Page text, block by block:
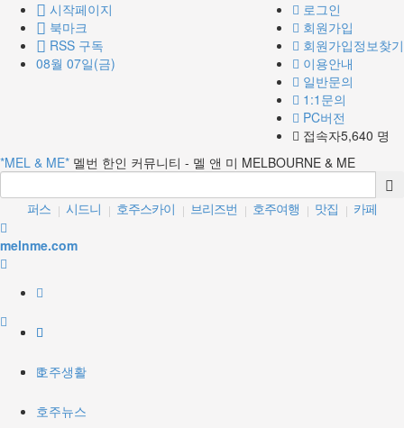
시작페이지
북마크
RSS 구독
08월 07일(금)
로그인
회원가입
회원가입정보찾기
이용안내
일반문의
1:1문의
PC버전
접속자5,640 명
*MEL & ME* 멜번 한인 커뮤니티 - 멜 앤 미 MELBOURNE & ME
퍼스 | 시드니 | 호주스카이 | 브리즈번 | 호주여행 | 맛집 | 카페
melnme.com
호주생활
호주뉴스